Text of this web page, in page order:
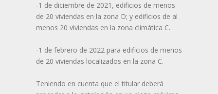
-1 de diciembre de 2021, edificios de menos
de 20 viviendas en la zona D; y edificios de al
menos 20 viviendas en la zona climática C.
-1 de febrero de 2022 para edificios de menos
de 20 viviendas localizados en la zona C.
Teniendo en cuenta que el titular deberá